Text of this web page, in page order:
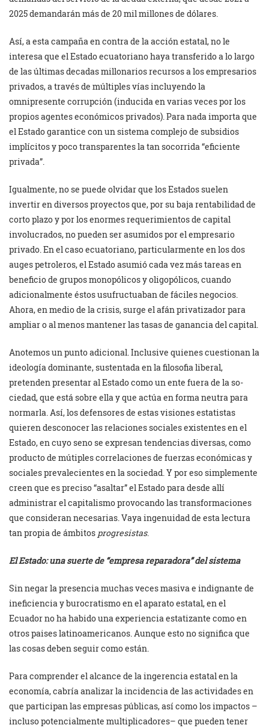
2025 demandarán más de 20 mil millones de dólares.
Así, a esta campaña en contra de la acción estatal, no le
interesa que el Estado ecuatoriano haya transferido a lo largo
de las últimas decadas millonarios recursos a los empresarios
priva­dos, a través de múltiples vías incluyendo la
omnipresente corrupción (inducida en varias veces por los
propios agentes económicos privados). Para nada importa que
el Estado garan­tice con un sistema complejo de subsi­dios
implícitos y poco transparentes la tan socorrida “eficiente
privada”.
Igualmente, no se puede olvidar que los Estados suelen
invertir en diversos proyectos que, por su baja rentabilidad de
corto plazo y por los enormes reque­rimientos de capital
involucrados, no pueden ser asumidos por el empresario
privado. En el caso ecuatoriano, particularmente en los dos
auges petroleros, el Estado asumió cada vez más tareas en
beneficio de grupos monopólicos y oligopóli­cos, cuando
adicionalmente éstos usu­fructuaban de fáciles negocios.
Ahora, en medio de la crisis, surge el afán privatizador para
ampliar o al menos mantener las tasas de ganancia del capital.
Anotemos un punto adicional. Inclusive quienes cuestionan la
ideología dominante, sustentada en la filosofia liberal,
pretenden presentar al Estado como un ente fuera de la so­
ciedad, que está sobre ella y que actúa en forma neutra para
normarla. Así, los defensores de estas visiones estatistas
quieren desconocer las relaciones sociales existentes en el
Estado, en cuyo seno se expresan tendencias diversas, como
producto de mútiples correlaciones de fuerzas económicas y
sociales prevalecien­tes en la sociedad. Y por eso simplemente
creen que es preciso “asaltar” el Estado para desde allí
administrar el capitalismo provocando las transformaciones
que consideran necesarias. Vaya ingenuidad de esta lectura
tan propia de ámbitos progresistas.
El Estado: una suerte de “empresa reparadora” del sistema
Sin negar la presencia muchas veces masiva e indignante de
ineficiencia y burocratismo en el aparato estatal, en el
Ecuador no ha habido una experiencia estatizante como en
otros paises latinoamericanos. Aunque esto no significa que
las cosas deben seguir como están.
Para comprender el alcance de la ingerencia estatal en la
economía, cabría analizar la incidencia de las actividades en
que par­ticipan las empresas públicas, así como los impactos –
incluso potencialmente multiplicadores– que pueden tener